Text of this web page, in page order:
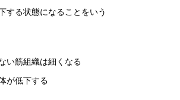
する状態になることをいう
い筋組織は細くなる
が低下する